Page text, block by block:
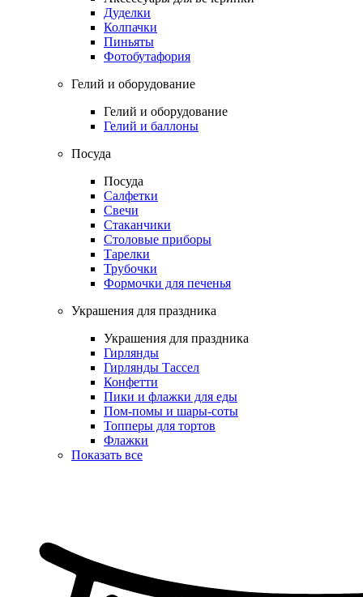
Дуделки
Колпачки
Пиньяты
Фотобутафория
Гелий и оборудование
Гелий и оборудование
Гелий и баллоны
Посуда
Посуда
Салфетки
Свечи
Стаканчики
Столовые приборы
Тарелки
Трубочки
Формочки для печенья
Украшения для праздника
Украшения для праздника
Гирлянды
Гирлянды Тассел
Конфетти
Пики и флажки для еды
Пом-помы и шары-соты
Топперы для тортов
Флажки
Показать все